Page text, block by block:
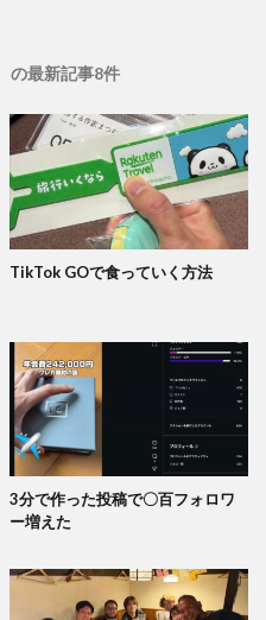
の最新記事8件
TikTok GOで食っていく方法
3分で作った投稿で〇百フォロワ
ー増えた